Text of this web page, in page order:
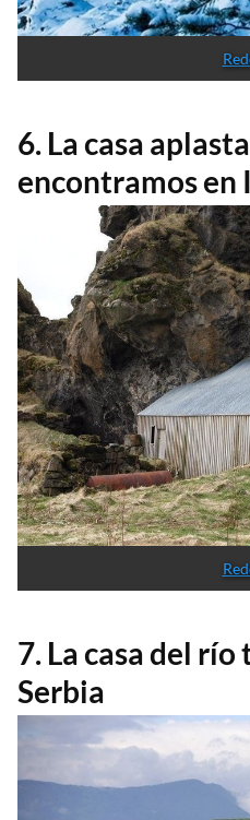
6. La casa
encontramos en
7. La casa del
Serbia